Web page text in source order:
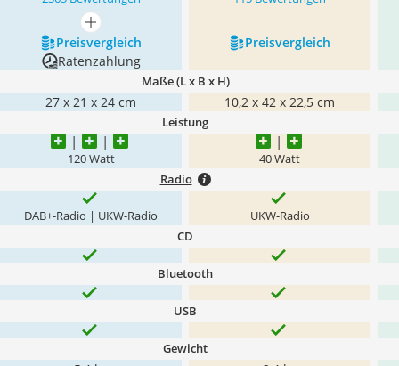
mehr anzeigen
Preis­vergleich
Preis­vergleich
Ratenzahlung
Maße (L x B x H)
27 x 21 x 24 cm 10,2 x 42 x 22,5 cm
Leistung
120 Watt 40 Watt
Radio
DAB+-Radio | UKW-Radio UKW-Radio
CD
Bluetooth
USB
Gewicht